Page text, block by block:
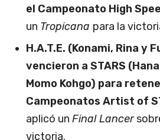
el Campeonato High
un Tropicana para la
H.A.T.E. (Konami, Rina y
vencieron a STARS
Momo Kohgo) para
Campeonatos Artist of
aplicó un Final Lancer
victoria.